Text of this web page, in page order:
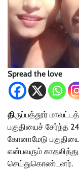
Spread the love
திருப்பத்தூர்
பகுதியைச் சேர்ந்த
கோனாமேடு
என்பவரும்
செய்துகொண்டனர்.